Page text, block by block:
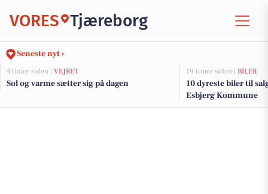
VORES Tjæreborg
Seneste nyt ›
4 timer siden | VEJRET
Sol og varme sætter sig på dagen
19 timer siden | BILER
10 dyreste biler til
Esbjerg Kommune